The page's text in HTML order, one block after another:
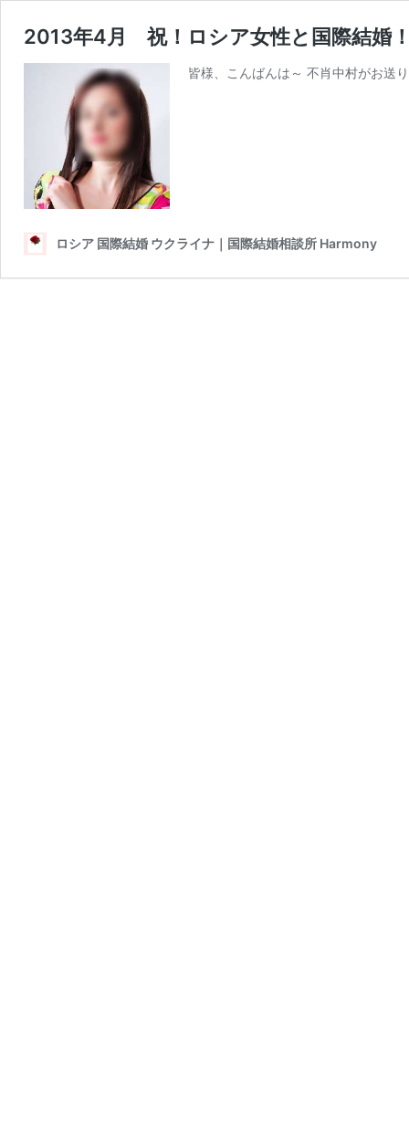
2013年4月 祝！ロシア女性と国際結婚
皆様、こんばんは～ 不肖中村がお送
ロシア 国際結婚 ウクライナ｜国際結婚相談所 Harmony